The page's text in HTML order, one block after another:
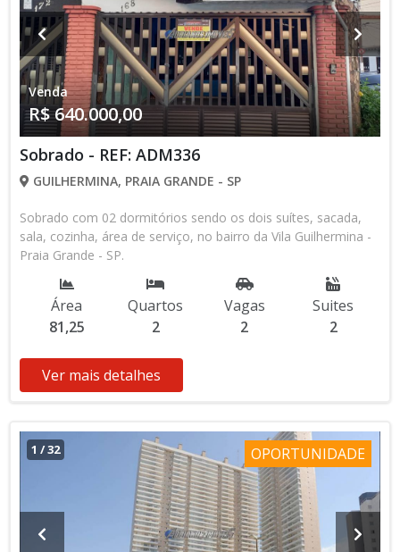
Venda
R$ 640.000,00
Sobrado - REF: ADM336
GUILHERMINA, PRAIA GRANDE - SP
Sobrado com 02 dormitórios sendo os dois suítes, sacada,
sala, cozinha, área de serviço, no bairro da Vila Guilhermina -
Praia Grande - SP.
Área
81,25
Quartos
2
Vagas
2
Suites
2
Ver mais detalhes
1 /32 OPORTUNIDADE